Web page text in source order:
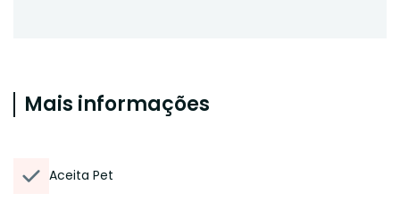
Mais informações
Aceita Pet